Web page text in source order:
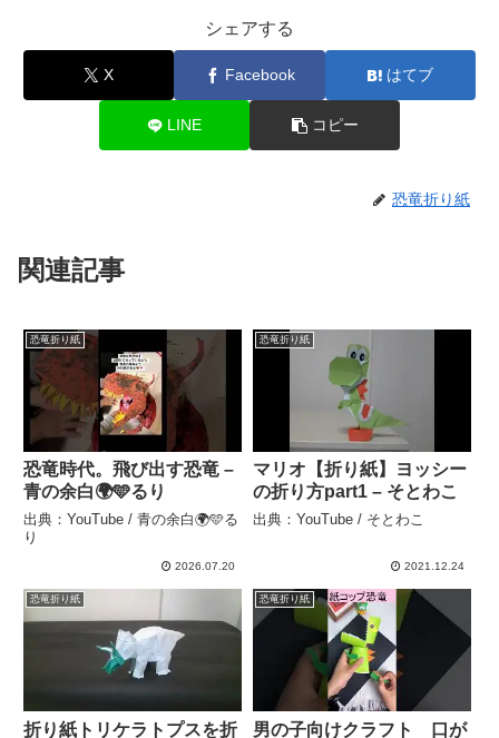
シェアする
X Facebook はてブ
LINE コピー
恐竜折り紙
関連記事
恐竜折り紙
恐竜時代。飛び出す恐竜 –
青の余白🌍🩵るり
出典：YouTube / 青の余白🌍🩵る
り
2026.07.20
恐竜折り紙
マリオ【折り紙】ヨッシー
の折り方part1 – そとわこ
出典：YouTube / そとわこ
2021.12.24
恐竜折り紙
折り紙トリケラトプスを折
恐竜折り紙
男の子向けクラフト 口が